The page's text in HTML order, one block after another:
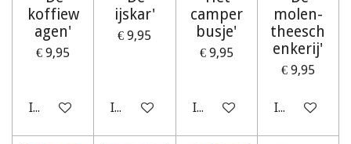
koffiew
agen'
€ 9,95
In winkelwagen
ijskar'
€ 9,95
In winkelwagen
camper
busje'
€ 9,95
In winkelwagen
molen-
theesch
enkerij'
€ 9,95
In